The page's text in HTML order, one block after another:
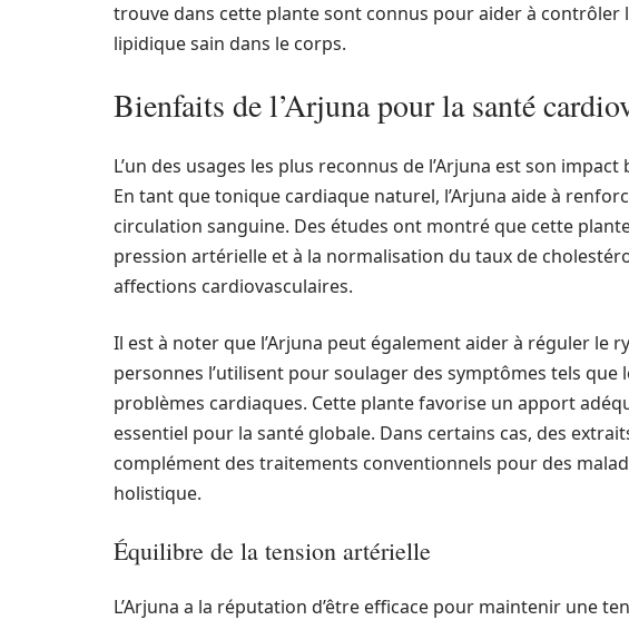
trouve dans cette plante sont connus pour aider à
lipidique sain dans le corps.
Bienfaits de l’Arjuna pour la santé
L’un des usages les plus reconnus de l’Arjuna est son
En tant que tonique cardiaque naturel, l’Arjuna aide à
circulation sanguine. Des études ont montré que cette
pression artérielle et à la normalisation du taux de
affections cardiovasculaires.
Il est à noter que l’Arjuna peut également aider à réguler le
personnes l’utilisent pour soulager des symptômes tels que
problèmes cardiaques. Cette plante favorise un apport
essentiel pour la santé globale. Dans certains cas, des
complément des traitements conventionnels pour des
holistique.
Équilibre de la tension artérielle
L’Arjuna a la réputation d’être efficace pour maintenir une